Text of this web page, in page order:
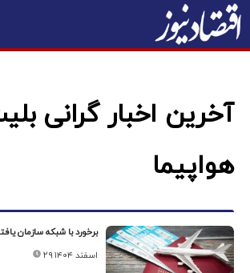
آخرین اخبار گرانی
هواپیما
برخورد با شبکه سازمان
۲۹ اسفند ۱۴۰۴